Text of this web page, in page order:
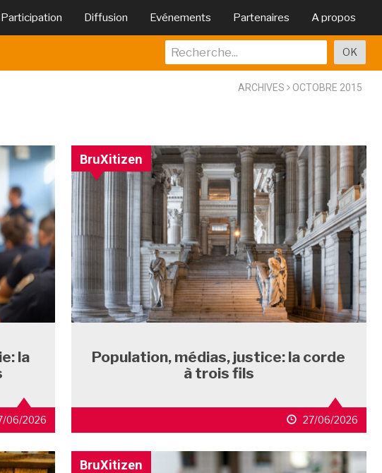
Participation Diffusion Evénements Partenaires A propos
ARCHIVES OCTOBRE 2015
la
06/2026
BruXitizen
Population, médias, justice: la corde
à trois fils
27/06/2026
BruXitizen